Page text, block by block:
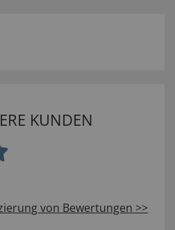
KUNDEN
von Bewertungen >>